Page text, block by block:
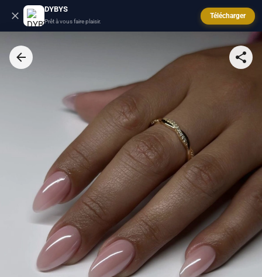
DYBYS
Prêt à vous faire plaisir.
Télécharger